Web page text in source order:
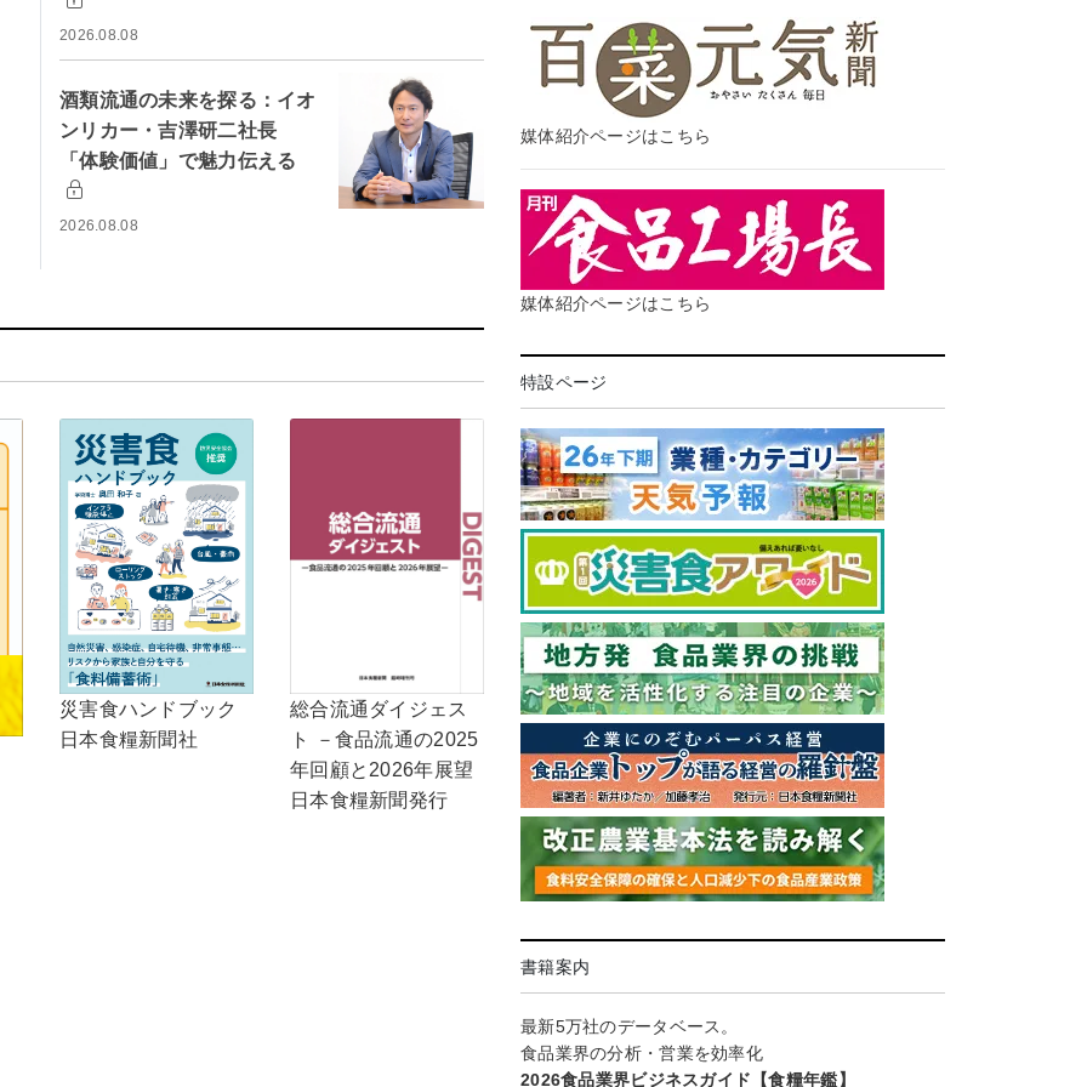
2026.08.08
酒類流通の未来を探る：イオ
ンリカー・吉澤研二社長
「体験価値」で魅力伝える
2026.08.08
災害食ハンドブック
日本食糧新聞社
総合流通ダイジェス
ト －食品流通の2025
年回顧と2026年展望
日本食糧新聞発行
媒体紹介ページはこちら
媒体紹介ページはこちら
特設ページ
書籍案内
最新5万社のデータベース。
食品業界の分析・営業を効率化
2026食品業界ビジネスガイド【食糧年鑑】